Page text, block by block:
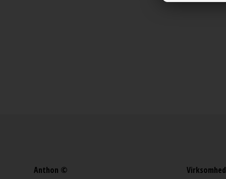
Anthon ©